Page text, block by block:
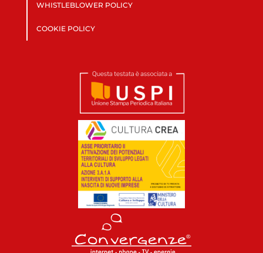
WHISTLEBLOWER POLICY
COOKIE POLICY